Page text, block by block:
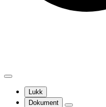
Lukk
Dokument